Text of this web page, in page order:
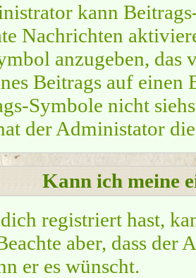
kann
Nachrichten
anzugeben,
Beitrags auf
Symbole nicht
der Administator
Kann ich meine
registriert hast,
aber, dass der
er es wünscht.